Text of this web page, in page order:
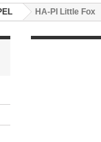
HA-PI Little Fox